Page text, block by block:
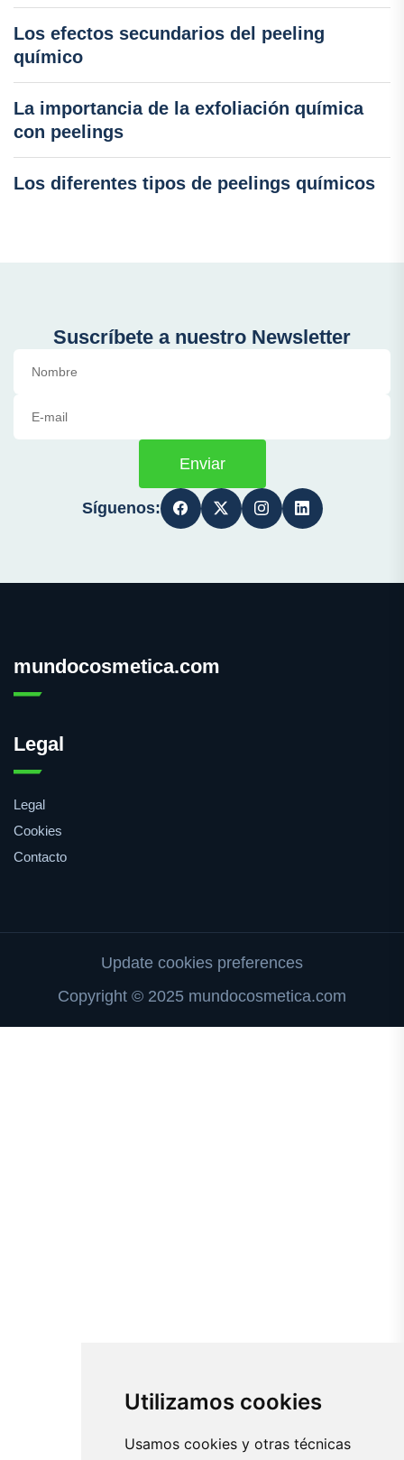
Utilizamos cookies
Usamos cookies y otras técnicas
Los efectos secundarios del peeling
químico
La importancia de la exfoliación química
con peelings
Los diferentes tipos de peelings químicos
Suscríbete a nuestro Newsletter
Enviar
Síguenos:
mundocosmetica.com
Legal
Legal
Cookies
Contacto
Update cookies preferences
Copyright © 2025 mundocosmetica.com